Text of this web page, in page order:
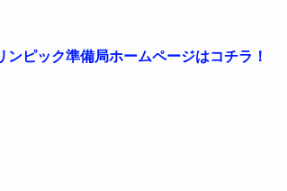
ンピック準備局ホームページはコチラ！